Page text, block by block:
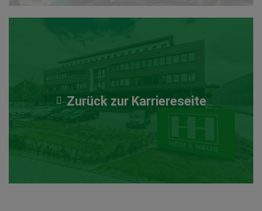
Zurück zur Karriereseite